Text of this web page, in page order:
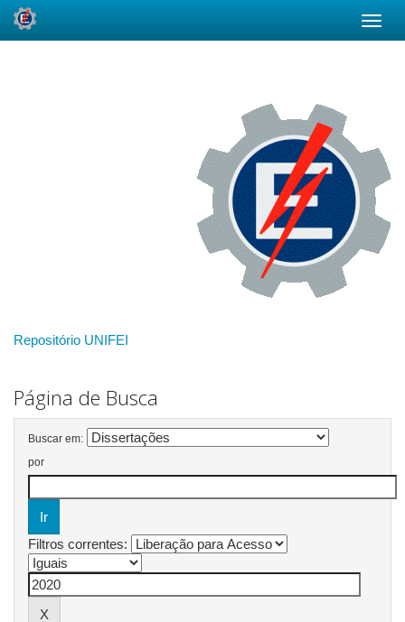
Repositório UNIFEI
Página de Busca
Buscar em:
por
Filtros correntes: